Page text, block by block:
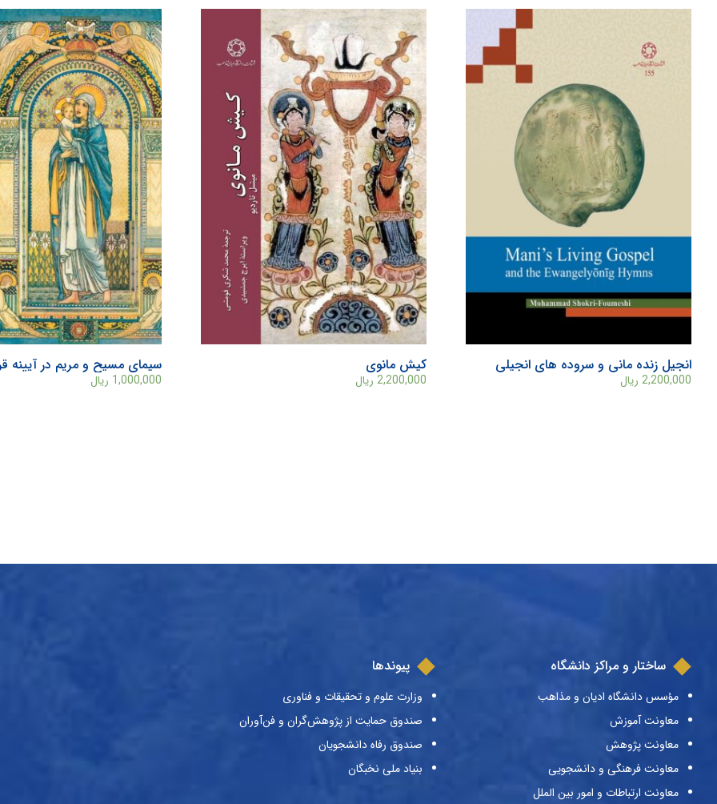
انجیل زنده مانی و سروده های انجیلی
2,200,000 ریال
کیش مانوی
2,200,000 ریال
سیمای مسیح و مریم در آیینه
1,000,000 ریال
ساختار و مراکز دانشگاه
مؤسس دانشگاه ادیان و مذاهب
معاونت آموزش
معاونت پژوهش
معاونت فرهنگی و دانشجویی
معاونت ارتباطات و امور بین الملل
پیوندها
وزارت علوم و تحقیقات و فناوری
صندوق حمایت از پژوهش‌گران و فن‌آوران
صندوق رفاه دانشجویان
بنیاد ملی نخبگان